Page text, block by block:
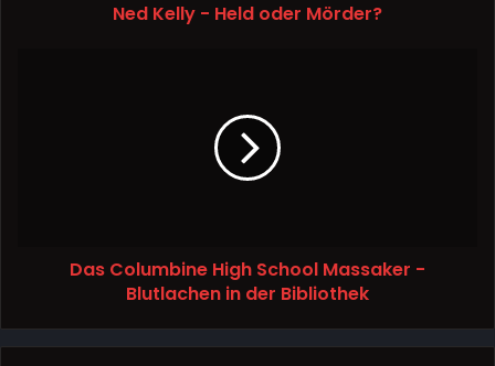
Ned Kelly - Held oder Mörder?
Das Columbine High School Massaker -
Blutlachen in der Bibliothek